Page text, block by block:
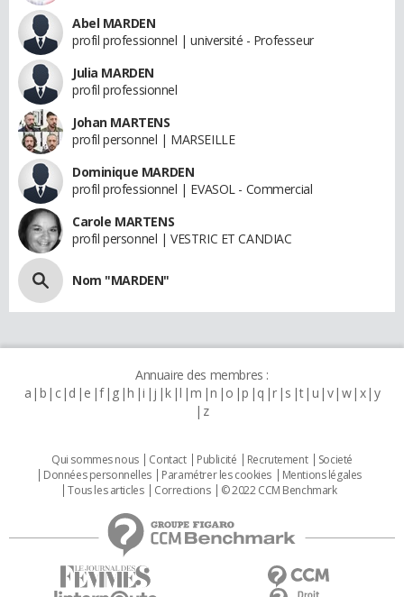
Abel MARDEN
profil professionnel | université - Professeur
Julia MARDEN
profil professionnel
Johan MARTENS
profil personnel | MARSEILLE
Dominique MARDEN
profil professionnel | EVASOL - Commercial
Carole MARTENS
profil personnel | VESTRIC ET CANDIAC
Nom "MARDEN"
Annuaire des membres :
a b c d e f g h i j k l m n o p q r s t u v w x y
z
Qui sommes nous Contact Publicité Recrutement
Societé
Données personnelles
Paramétrer les cookies
Mentions légales
Tous les articles
Corrections © 2022 CCM Benchmark